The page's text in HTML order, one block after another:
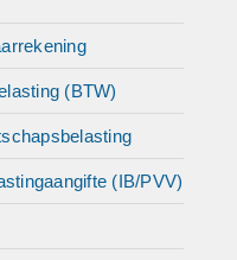
(BTW)
(IB/PVV)